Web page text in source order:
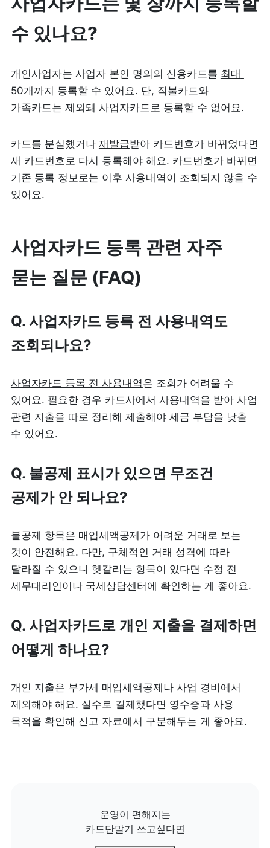
수 있나요?
개인사업자는 사업자 본인 명의의 신용카드를 최대
50개 까지 등록할 수 있어요. 단, 직불카드와
가족카드는 제외돼 사업자카드로 등록할 수 없어요.
카드를 분실했거나 재발급받아 카드번호가 바뀌었다면
새 카드번호로 다시 등록해야 해요. 카드번호가 바뀌면
기존 등록 정보로는 이후 사용내역이 조회되지 않을 수
있어요.
사업자카드 등록 관련 자주
묻는 질문 (FAQ)
Q. 사업자카드 등록 전 사용내역도
조회되나요?
사업자카드 등록 전 사용내역은 조회가 어려울 수
있어요. 필요한 경우 카드사에서 사용내역을 받아 사업
관련 지출을 따로 정리해 제출해야 세금 부담을 낮출
수 있어요.
Q. 불공제 표시가 있으면 무조건
공제가 안 되나요?
불공제 항목은 매입세액공제가 어려운 거래로 보는
것이 안전해요. 다만, 구체적인 거래 성격에 따라
달라질 수 있으니 헷갈리는 항목이 있다면 수정 전
세무대리인이나 국세상담센터에 확인하는 게 좋아요.
Q. 사업자카드로 개인 지출을 결제하면
어떻게 하나요?
개인 지출은 부가세 매입세액공제나 사업 경비에서
제외해야 해요. 실수로 결제했다면 영수증과 사용
목적을 확인해 신고 자료에서 구분해두는 게 좋아요.
운영이 편해지는
카드단말기 쓰고싶다면